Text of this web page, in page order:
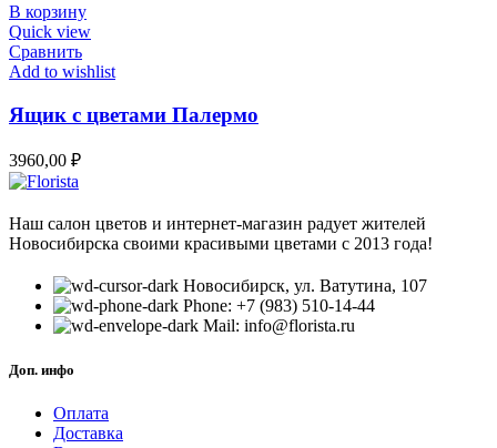
В корзину
Quick view
Сравнить
Add to wishlist
Ящик с цветами Палермо
3960,00 ₽
Наш салон цветов и интернет-магазин радует жителей
Новосибирска своими красивыми цветами с 2013 года!
Новосибирск, ул. Ватутина, 107
Phone: +7 (983) 510-14-44
Mail: info@florista.ru
Доп. инфо
Оплата
Доставка